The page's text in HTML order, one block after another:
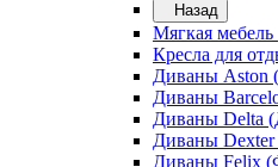
Назад
Мягкая мебель
Кресла для
Диваны Aston
Диваны
Диваны Delta
Диваны Dexter
Диваны Felix